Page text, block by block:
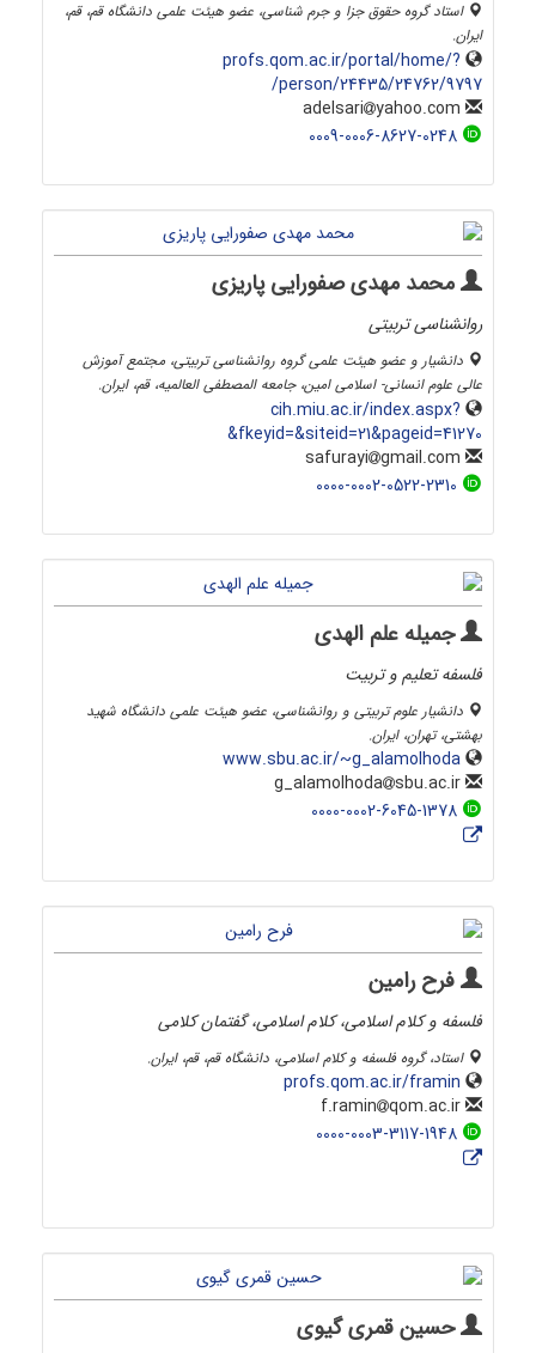
استاد گروه حقوق جزا و جرم شناسی، عضو هیئت علمی دانشگاه قم، قم،
ایران.
profs.qom.ac.ir/portal/home/?
person/24435/24762/9797/
yahoo.com
0009-0006-8627-0248
محمد مهدی صفورایی پاریزی
روانشناسی تربیتی
دانشیار و عضو هیئت علمی گروه روانشناسی تربیتی، مجتمع آموزش
عالی علوم انسانی- اسلامی امین، جامعه المصطفی العالمیه، قم، ایران.
cih.miu.ac.ir/index.aspx?
&fkeyid=&siteid=21&pageid=41270
gmail.com
0000-0002-0522-2310
جمیله علم الهدی
فلسفه تعلیم و تربیت
دانشیار علوم تربیتی و روانشناسی، عضو هیئت علمی دانشگاه شهید
بهشتی، تهران، ایران.
www.sbu.ac.ir/~g_alamolhoda
sbu.ac.ir
0000-0002-6045-1378
فرح رامین
فلسفه و کلام اسلامی، کلام اسلامی، گفتمان کلامی
استاد، گروه فلسفه و کلام اسلامی، دانشگاه قم، قم، ایران.
profs.qom.ac.ir/framin
qom.ac.ir
0000-0003-3117-1948
حسین قمری گیوی